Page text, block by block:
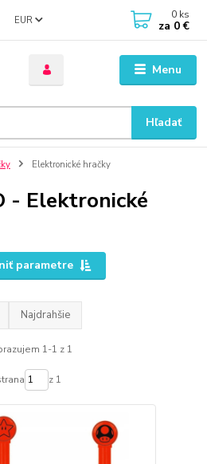
Menu
EUR
Hľadať
0 ks
za 0 €
Elektronické hračky
- Elektronické
parametre
Najdrahšie
1-1 z 1
z 1